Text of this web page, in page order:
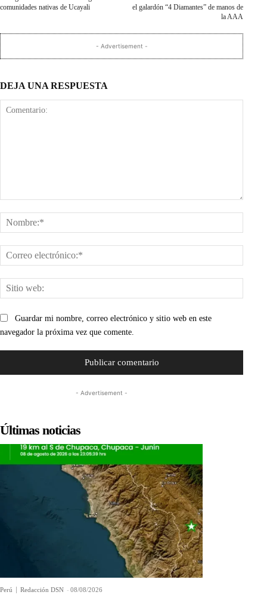
comunidades nativas de Ucayali
el galardón “4 Diamantes” de manos de
la AAA
- Advertisement -
DEJA UNA RESPUESTA
web:
Guardar mi nombre, correo electrónico y sitio web en este
navegador la próxima vez que comente.
- Advertisement -
Últimas noticias
Perú Redacción DSN - 08/08/2026